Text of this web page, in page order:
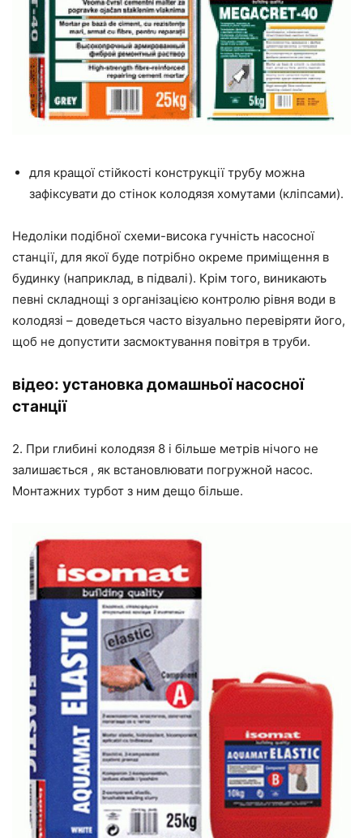
для кращої стійкості конструкції трубу можна
зафіксувати до стінок колодязя хомутами (кліпсами).
Недоліки подібної схеми-висока гучність насосної
станції, для якої буде потрібно окреме приміщення в
будинку (наприклад, в підвалі). Крім того, виникають
певні складнощі з організацією контролю рівня води в
колодязі – доведеться часто візуально перевіряти його,
щоб не допустити засмоктування повітря в труби.
відео: установка домашньої насосної
станції
2. При глибині колодязя 8 і більше метрів нічого не
залишається , як встановлювати погружной насос.
Монтажних турбот з ним дещо більше.